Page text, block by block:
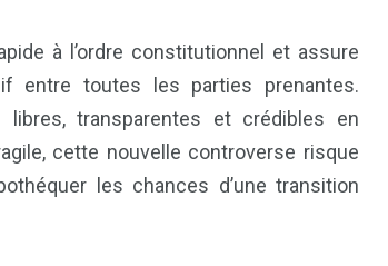
à l’ordre constitutionnel et assure
entre toutes les parties prenantes.
libres, transparentes et crédibles en
cette nouvelle controverse risque
les chances d’une transition